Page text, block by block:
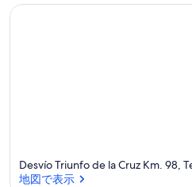
Desvío Triunfo de la Cruz Km. 98,
地図で表示